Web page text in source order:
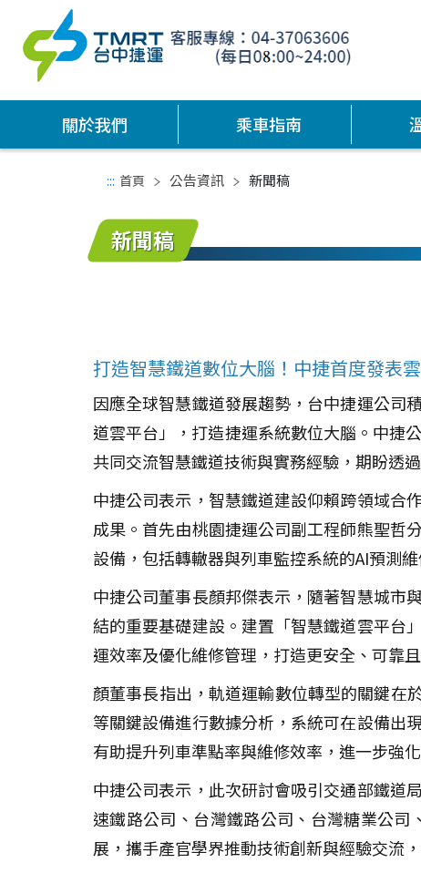
關於我們 乘車指南
::: 中間主要內容區
首頁 公告資訊 新聞稿
新聞稿
打造智慧鐵道數位大腦！中捷首度發表
因應全球智慧鐵道發展趨勢，台中捷運公司
道雲平台」，打造捷運系統數位大腦。中捷
共同交流智慧鐵道技術與實務經驗，期盼透
中捷公司表示，智慧鐵道建設仰賴跨領域合
成果。首先由桃園捷運公司副工程師熊聖哲
設備，包括轉轍器與列車監控系統的AI預測
中捷公司董事長顏邦傑表示，隨著智慧城市
結的重要基礎建設。建置「智慧鐵道雲平台
運效率及優化維修管理，打造更安全、可靠
顏董事長指出，軌道運輸數位轉型的關鍵在
等關鍵設備進行數據分析，系統可在設備出
有助提升列車準點率與維修效率，進一步強
中捷公司表示，此次研討會吸引交通部鐵道
速鐵路公司、台灣鐵路公司、台灣糖業公
展，攜手產官學界推動技術創新與經驗交流